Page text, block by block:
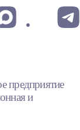
предприятие
и